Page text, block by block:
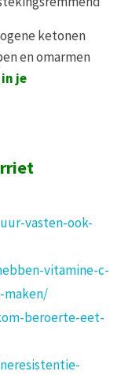
ketonen
en omarmen
je
vasten-ook-
vitamine-c-
beroerte-eet-